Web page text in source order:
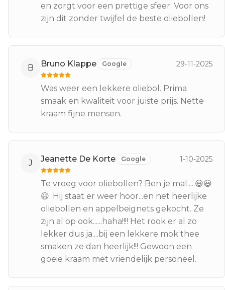
en zorgt voor een prettige sfeer. Voor ons
zijn dit zonder twijfel de beste oliebollen!
B Bruno Klappe Google 29-11-2025
Was weer een lekkere oliebol. Prima
smaak en kwaliteit voor juiste prijs. Nette
kraam fijne mensen.
J Jeanette De Korte Google 1-10-2025
Te vroeg voor oliebollen? Ben je mal.....😃😃
😃. Hij staat er weer hoor...en net heerlijke
oliebollen en appelbeignets gekocht. Ze
zijn al op ook......haha!!!! Het rook er al zo
lekker dus ja....bij een lekkere mok thee
smaken ze dan heerlijk!!! Gewoon een
goeie kraam met vriendelijk personeel.